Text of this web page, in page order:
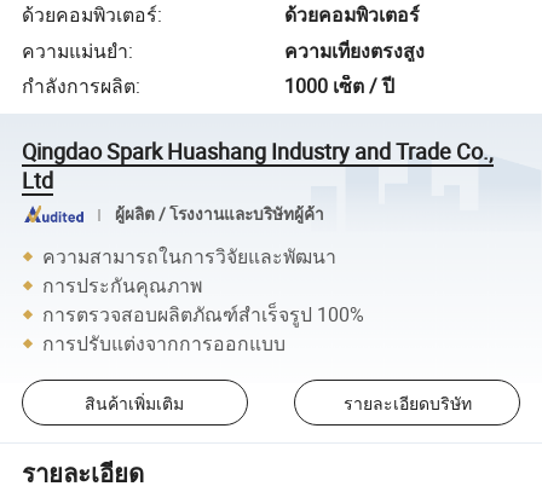
ด้วยคอมพิวเตอร์:
ด้วยคอมพิวเตอร์
ความแม่นยำ:
ความเที่ยงตรงสูง
กำลังการผลิต: 1000 เซ็ต / ปี
Qingdao Spark Huashang Industry and Trade Co.,
Ltd
ผู้ผลิต / โรงงานและบริษัทผู้ค้า
ความสามารถในการวิจัยและพัฒนา
การประกันคุณภาพ
การตรวจสอบผลิตภัณฑ์สำเร็จรูป 100%
การปรับแต่งจากการออกแบบ
สินค้าเพิ่มเติม รายละเอียดบริษัท
รายละเอียด